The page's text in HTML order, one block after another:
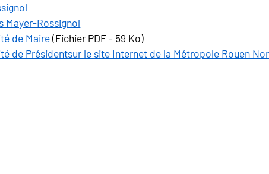
Mayer-Rossignol
de Maire(Fichier PDF - 59 Ko)
de Présidentsur le site Internet de la Métropole Rouen